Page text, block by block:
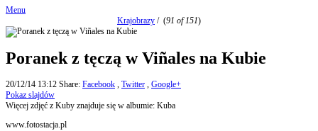
Menu
Krajobrazy / (91 of 151)
Poranek z tęczą w Viñales na Kubie
20/12/14 13:12 Share: Facebook , Twitter , Google+
Pokaz slajdów
Więcej zdjęć z Kuby znajduje się w albumie: Kuba
www.fotostacja.pl